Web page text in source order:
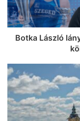
Botka László